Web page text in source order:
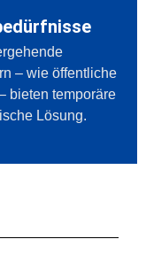
– wie öffentliche
bieten temporäre
Lösung.